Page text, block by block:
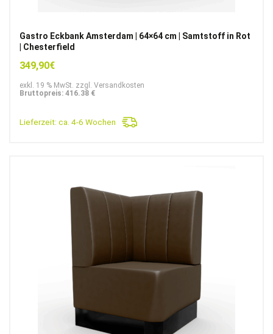
Gastro Eckbank Amsterdam | 64×64 cm | Samtstoff in Rot
| Chesterfield
349,90€
exkl. 19 % MwSt. zzgl. Versandkosten
Bruttopreis: 416.38 €
Lieferzeit: ca. 4-6 Wochen